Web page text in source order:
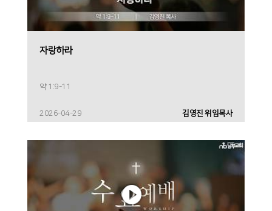
자랑하라
약 1:9-11
2026-04-29 김영진 위임목사